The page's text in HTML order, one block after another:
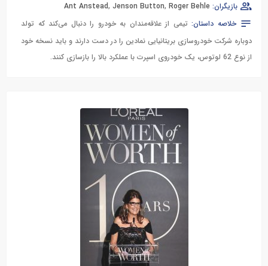
بازیگران:
Ant Anstead, Jenson Button, Roger Behle
خلاصه داستان: تیمی از علاقه‌مندان به خودرو را دنبال می‌کند که تولد
دوباره شرکت خودروسازی بریتانیایی نمادین را در دست دارند و باید نسخه خود
از نوع 62 لوتوس، یک خودروی اسپرت با عملکرد بالا را بازسازی کنند.